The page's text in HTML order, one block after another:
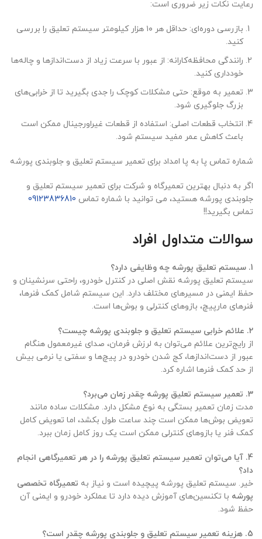
رعایت نکات زیر ضروری است:
بازرسی دوره‌ای: حداقل هر ۱۰ هزار کیلومتر سیستم تعلیق را بررسی
کنید.
رانندگی محافظه‌کارانه: از عبور با سرعت زیاد از دست‌اندازها و چاله‌ها
خودداری کنید.
تعمیر به موقع: حتی مشکلات کوچک را جدی بگیرید تا از خرابی‌های
بزرگ جلوگیری شود.
انتخاب قطعات اصلی: استفاده از قطعات غیراورجینال ممکن است
باعث کاهش عمر مفید سیستم شود.
شماره تماس پا به پا امداد برای تعمیر سیستم تعلیق و جلوبندی پورشه
اگر به دنبال بهترین تعمیرگاه و شرکت برای تعمیر سیستم تعلیق و
جلوبندی پورشه هستید، می توانید با شماره تماس 09123836810
تماس بگیرید!!
سوالات متداول افراد
1. سیستم تعلیق پورشه چه وظایفی دارد؟
سیستم تعلیق پورشه نقش اصلی در کنترل خودرو، راحتی سرنشینان و
حفظ ایمنی در مسیرهای مختلف دارد. این سیستم شامل کمک فنرها،
فنرهای مارپیچ، بازوهای کنترلی و بوش‌ها است.
2. علائم خرابی سیستم تعلیق و جلوبندی پورشه چیست؟
از رایج‌ترین علائم می‌توان به لرزش فرمان، صدای غیرمعمول هنگام
عبور از دست‌اندازها، کج شدن خودرو در پیچ‌ها و سفتی یا نرمی بیش
از حد کمک فنرها اشاره کرد.
3. تعمیر سیستم تعلیق پورشه چقدر زمان می‌برد؟
مدت زمان تعمیر بستگی به نوع مشکل دارد. مشکلات ساده مانند
تعویض بوش‌ها ممکن است چند ساعت طول بکشد، اما تعویض کامل
کمک فنر یا بازوهای کنترلی ممکن است یک روز کامل زمان ببرد.
4. آیا می‌توان تعمیر سیستم تعلیق پورشه را در هر تعمیرگاهی انجام
داد؟
خیر. سیستم تعلیق پورشه پیچیده است و نیاز به تعمیرگاه تخصصی
پورشه با تکنسین‌های آموزش دیده دارد تا عملکرد خودرو و ایمنی آن
حفظ شود.
5. هزینه تعمیر سیستم تعلیق و جلوبندی پورشه چقدر است؟